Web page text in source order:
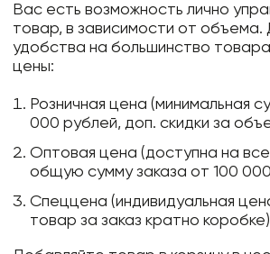
Вас есть возможность лично
товар, в зависимости от объема.
удобства на большинство
цены:
Розничная цена (минимальная
000 рублей, доп. скидки за
Оптовая цена (доступна на
общую сумму заказа от 100
Спеццена (индивидуальная
товар за заказ кратно коробке)